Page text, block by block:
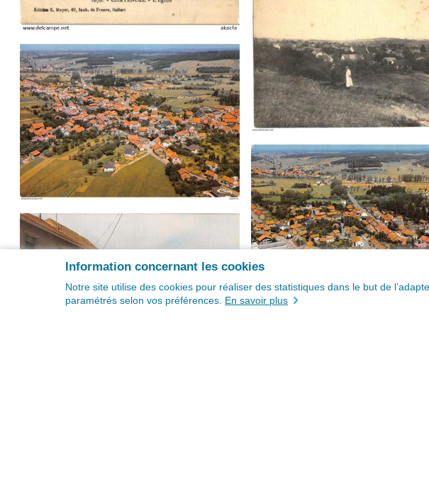
Information concernant les cookies
Notre site utilise des cookies pour réaliser des statistiques dans le but de
paramétrés selon vos préférences. En savoir plus